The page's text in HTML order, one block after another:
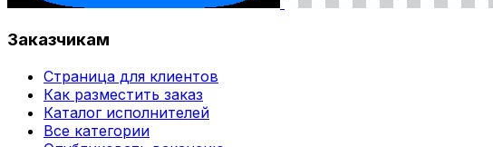
Заказчикам
Страница для клиентов
Как разместить заказ
Каталог исполнителей
Все категории